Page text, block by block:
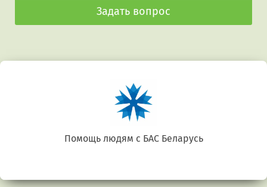
Задать вопрос
Помощь людям с БАС Беларусь